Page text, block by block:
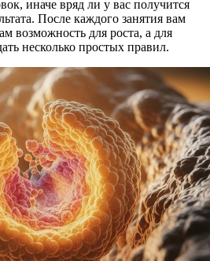
иначе вряд ли у вас получится
После каждого занятия вам
возможность для роста, а для
несколько простых правил.